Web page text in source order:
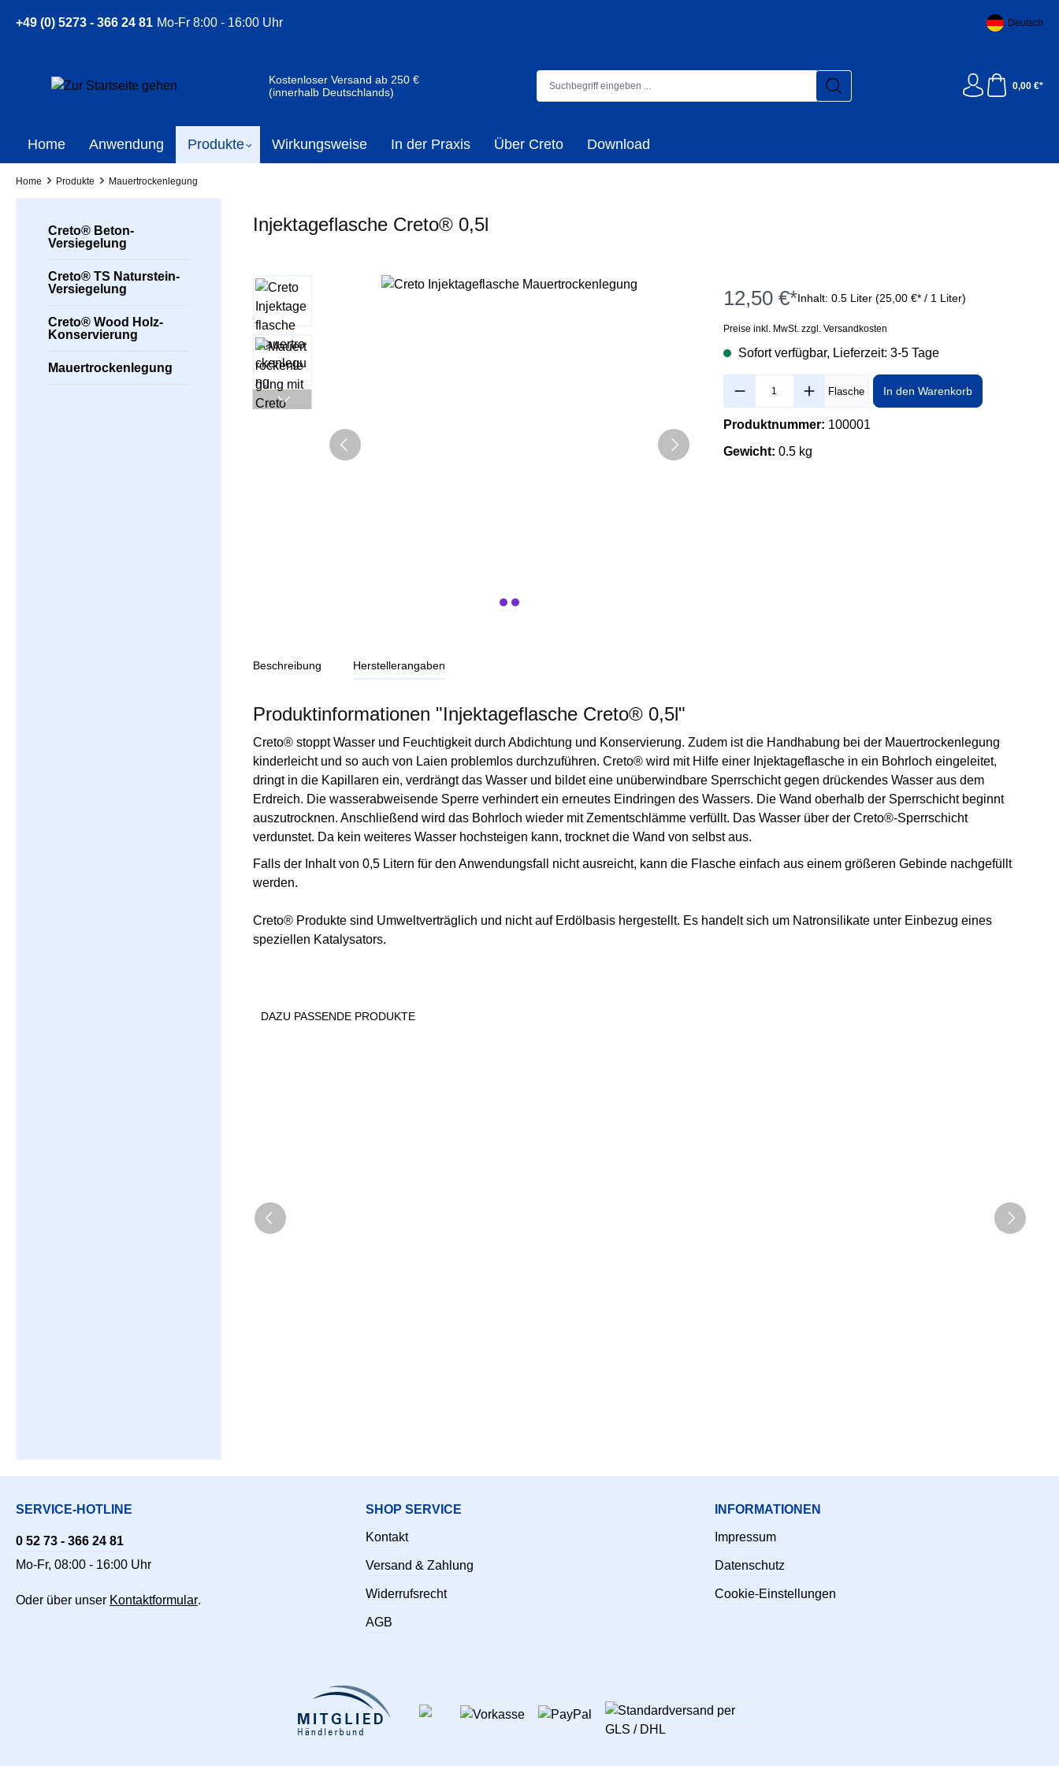
Zur Hauptnavigation springen
+49 (0) 5273 - 366 24 81 Mo-Fr 8:00 - 16:00 Uhr Deutsch
Kostenloser Versand ab 250 €
(innerhalb Deutschlands)
0,00 €*
Home Anwendung Produkte Wirkungsweise In der Praxis Über Creto Download
Home Produkte Mauertrockenlegung
Creto® Beton-
Versiegelung
Creto® TS Naturstein-
Versiegelung
Creto® Wood Holz-
Konservierung
Mauertrockenlegung
Injektageflasche Creto® 0,5l
Bildergalerie überspringen
12,50 €*Inhalt: 0.5 Liter (25,00 €* / 1 Liter)
Preise inkl. MwSt. zzgl. Versandkosten
Sofort verfügbar, Lieferzeit: 3-5 Tage
Produkt Anzahl: Gib den gewünschten Wert ein oder benutze
Flasche In den Warenkorb
Produktnummer: 100001
Gewicht: 0.5 kg
Beschreibung Herstellerangaben
Produktinformationen "Injektageflasche Creto® 0,5l"
Creto® stoppt Wasser und Feuchtigkeit durch Abdichtung und Konservierung. Zudem ist die Handhabung bei der Mauertrockenlegung
kinderleicht und so auch von Laien problemlos durchzuführen. Creto® wird mit Hilfe einer Injektageflasche in ein Bohrloch eingeleitet,
dringt in die Kapillaren ein, verdrängt das Wasser und bildet eine unüberwindbare Sperrschicht gegen drückendes Wasser aus dem
Erdreich. Die wasserabweisende Sperre verhindert ein erneutes Eindringen des Wassers. Die Wand oberhalb der Sperrschicht beginnt
auszutrocknen. Anschließend wird das Bohrloch wieder mit Zementschlämme verfüllt. Das Wasser über der Creto®-Sperrschicht
verdunstet. Da kein weiteres Wasser hochsteigen kann, trocknet die Wand von selbst aus.
Falls der Inhalt von 0,5 Litern für den Anwendungsfall nicht ausreicht, kann die Flasche einfach aus einem größeren Gebinde nachgefüllt
werden.
Creto® Produkte sind Umweltverträglich und nicht auf Erdölbasis hergestellt. Es handelt sich um Natronsilikate unter Einbezug eines
speziellen Katalysators.
DAZU PASSENDE PRODUKTE
SERVICE-HOTLINE
0 52 73 - 366 24 81
Mo-Fr, 08:00 - 16:00 Uhr
Oder über unser Kontaktformular.
SHOP SERVICE
Kontakt
Versand & Zahlung
Widerrufsrecht
AGB
INFORMATIONEN
Impressum
Datenschutz
Cookie-Einstellungen